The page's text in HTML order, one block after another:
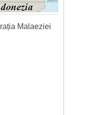
Malaeziei